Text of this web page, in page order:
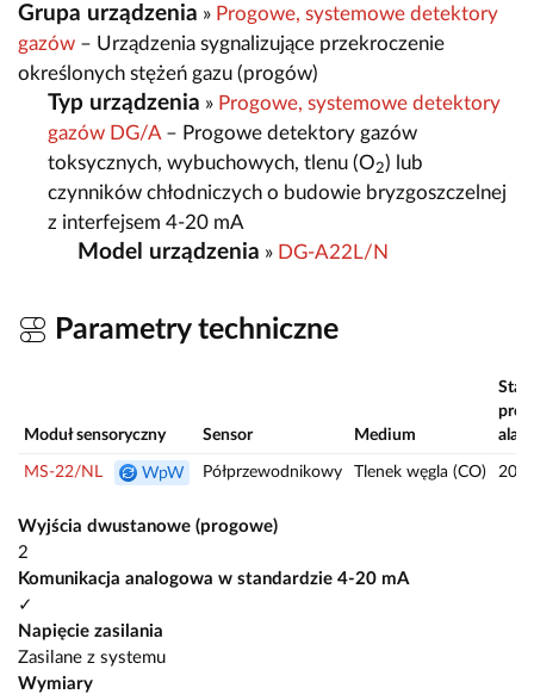
Grupa urządzenia » Progowe, systemowe detektory
gazów – Urządzenia sygnalizujące przekroczenie
określonych stężeń gazu (progów)
Typ urządzenia » Progowe, systemowe detektory
gazów DG/A – Progowe detektory gazów
toksycznych, wybuchowych, tlenu (O2) lub
czynników chłodniczych o budowie bryzgoszczelnej
z interfejsem 4-20 mA
Model urządzenia » DG-A22L/N
Parametry techniczne
Moduł sensoryczny Sensor Medium
MS-22/NL WpW Półprzewodnikowy Tlenek węgla (CO) 20/
Wyjścia dwustanowe (progowe)
2
Komunikacja analogowa w standardzie 4-20 mA
✓
Napięcie zasilania
Zasilane z systemu
Wymiary